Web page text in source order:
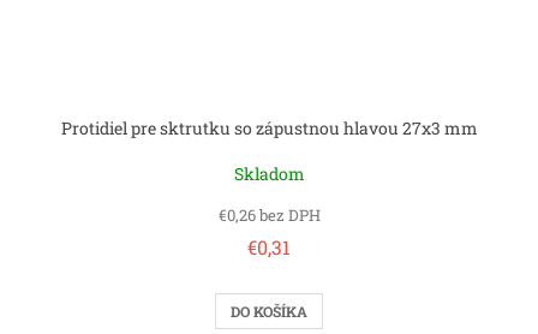
Protidiel pre sktrutku so zápustnou hlavou 27x3 mm
Skladom
€0,26 bez DPH
€0,31
DO KOŠÍKA